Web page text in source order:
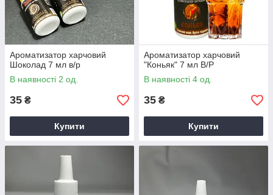
Ароматизатор харчовий
Шоколад 7 мл в/р
В наявності 2 од.
35 ₴
Купити
Ароматизатор харчовий
"Коньяк" 7 мл В/Р
В наявності 4 од.
35 ₴
Купити